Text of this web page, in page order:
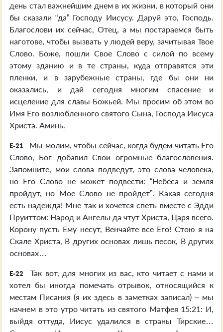
день стал важнейшим днем в их жизни, в который они
бы сказали “да” Господу Иисусу. Даруй это, Господь.
Благослови их сейчас, Отец, а мы постараемся быть
наготове, чтобы вызвать у людей веру, зачитывая Твое
Слово. Боже, пошли Свое Слово с силой по всему
этому зданию и в те страны, куда отправятся эти
пленки, и в зарубежные страны, где бы они ни
оказались, и дай сегодня многим спасение и
исцеление для славы Божьей. Мы просим об этом во
Имя Его возлюбленного святого Сына, Господа Иисуса
Христа. Аминь.
E-21
Мы молим, чтобы сейчас, когда будем читать Его
Слово, Бог добавил Свои огромные благословения.
Запомните, мои слова подведут, это слова человека,
но Его Слово не может подвести: “Небеса и земля
пройдут, но Мое Слово не пройдет”. Какая сегодня
есть надежда! Мне так и хочется спеть вместе с Эдди
Пруиттом: Народ и Ангелы да чтут Христа, Царя всего.
Корону пусть Ему несут, Венчайте все Его! Стою я на
Скале Христа, В других основах лишь песок, В других
основах…
E-22
Так вот, для многих из вас, кто читает с нами и
хотел бы иногда помечать отрывок, относящийся к
местам Писания (я их здесь в заметках записал) – мы
начнем в это утро читать из святого Матфея 15:21: И,
выйдя оттуда, Иисус удалился в страны Тирские…